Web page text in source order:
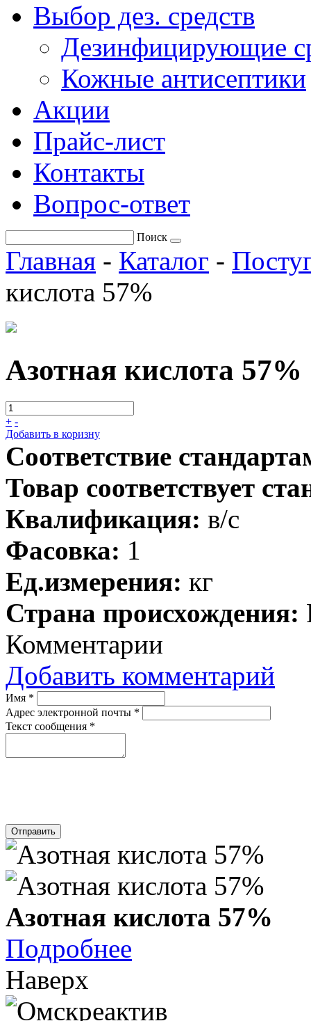
Выбор дез. средств
Дезинфицирующие
Кожные антисептики
Акции
Прайс-лист
Контакты
Вопрос-ответ
Поиск
Главная - Каталог -
кислота 57%
Азотная кислота 57%
+ -
Добавить в коризну
Соответствие
Товар соответствует
Квалификация: в/с
Фасовка: 1
Ед.измерения: кг
Страна происхождения:
Комментарии
Добавить комментарий
Имя *
Адрес электронной почты *
Текст сообщения *
Отправить
Азотная кислота 57%
Подробнее
Наверх